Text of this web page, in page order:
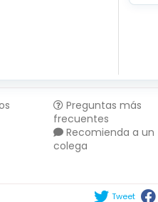
Preguntas más
frecuentes
Recomienda a un
colega
Tweet